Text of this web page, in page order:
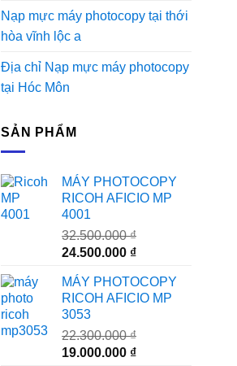
Nạp mực máy photocopy tại thới
hòa vĩnh lộc a
Địa chỉ Nạp mực máy photocopy
tại Hóc Môn
SẢN PHẨM
MÁY PHOTOCOPY
RICOH AFICIO MP
4001
32.500.000₫
Giá
là:
32.500.000 ₫.
24.500.000 ₫Giá
tại
là:
MÁY PHOTOCOPY
RICOH AFICIO MP
3053
22.300.000₫
Giá
19.000.000 ₫Giá